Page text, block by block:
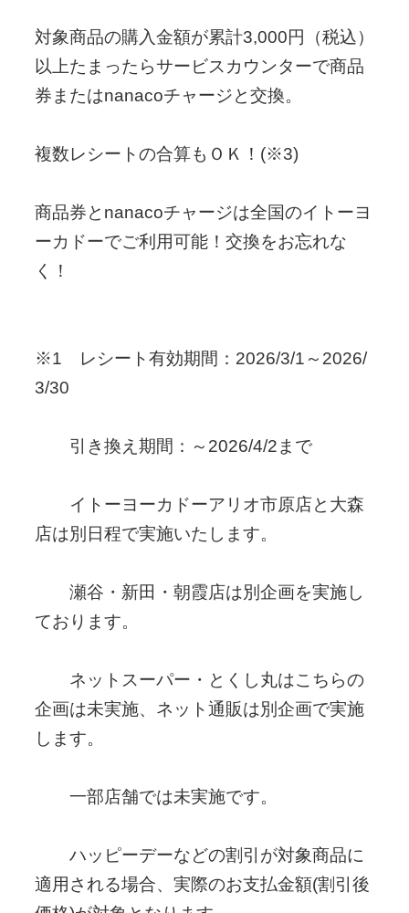
対象商品の購入金額が累計3,000円（税込）
以上たまったらサービスカウンターで商品
券またはnanacoチャージと交換。
複数レシートの合算もＯＫ！(※3)
商品券とnanacoチャージは全国のイトーヨ
ーカドーでご利用可能！交換をお忘れな
く！
※1 レシート有効期間：2026/3/1～2026/
3/30
引き換え期間：～2026/4/2まで
イトーヨーカドーアリオ市原店と大森
店は別日程で実施いたします。
瀬谷・新田・朝霞店は別企画を実施し
ております。
ネットスーパー・とくし丸はこちらの
企画は未実施、ネット通販は別企画で実施
します。
一部店舗では未実施です。
ハッピーデーなどの割引が対象商品に
適用される場合、実際のお支払金額(割引後